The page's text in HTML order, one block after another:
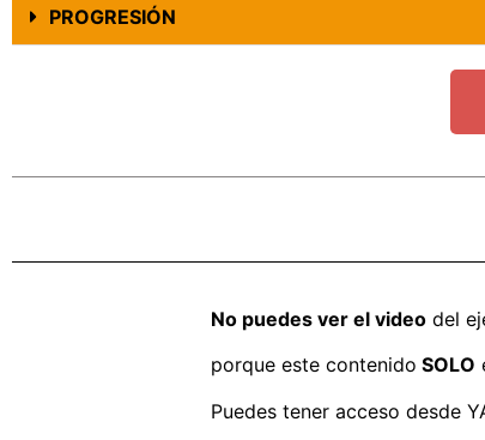
PROGRESIÓN
No puedes ver el videodel
porque este contenido SOLO
Puedes tener acceso desde